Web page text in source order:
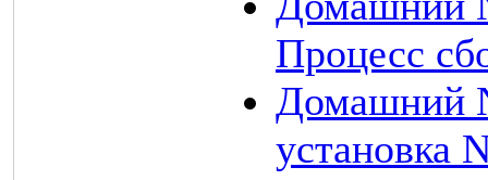
Процесс
Домашний
установка